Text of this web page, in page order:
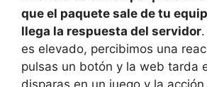
que el paquete sale de tu
llega la respuesta del servidor
es elevado, percibimos una
pulsas un botón y la web tarda
disparas en un juego y la